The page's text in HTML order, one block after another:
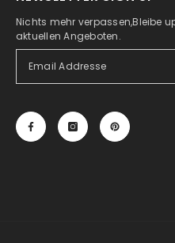
Nichts mehr verpassen,Bleibe
aktuellen Angeboten.